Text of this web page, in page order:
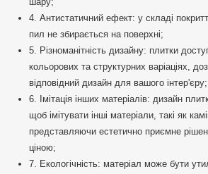
4. Антистатичний ефект: у складі
пил не збирається на поверхні;
5. Різноманітність дизайну: плитки
кольорових та структурних варіаціях,
відповідний дизайн для вашого інтер'єру;
6. Імітація інших матеріалів: дизайн
щоб імітувати інші матеріали, такі як
представляючи естетично приємне
ціною;
7. Екологічність: матеріал може бути